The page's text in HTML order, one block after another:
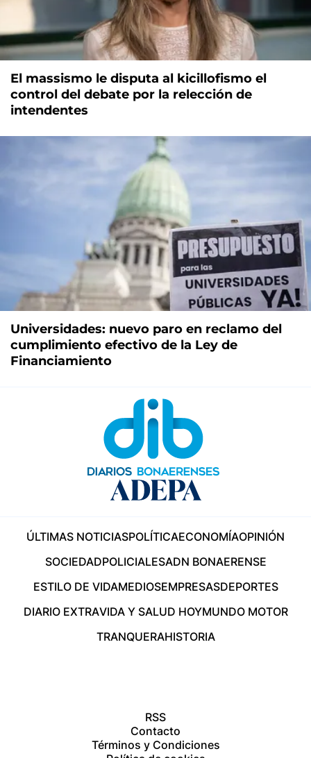
El massismo le disputa al kicillofismo el
control del debate por la relección de
intendentes
Universidades: nuevo paro en reclamo del
cumplimiento efectivo de la Ley de
Financiamiento
ÚLTIMAS NOTICIASPOLÍTICAECONOMÍAOPINIÓN
SOCIEDADPOLICIALESADN BONAERENSE
ESTILO DE VIDAMEDIOSEMPRESASDEPORTES
DIARIO EXTRAVIDA Y SALUD HOYMUNDO MOTOR
TRANQUERAHISTORIA
RSS
Contacto
Términos y Condiciones